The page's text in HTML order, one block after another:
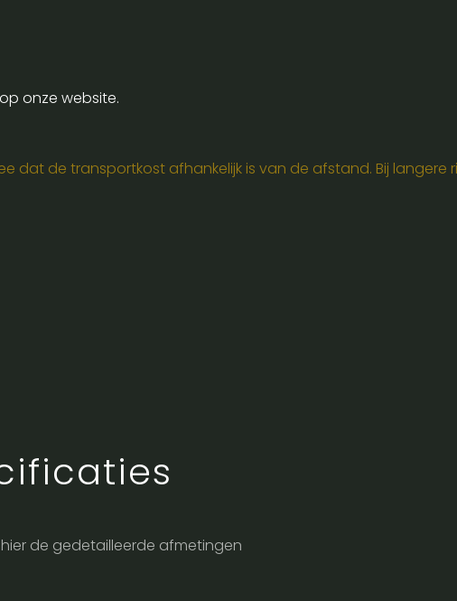
onze website.
dat de transportkost afhankelijk is van de afstand. Bij
hier de gedetailleerde afmetingen